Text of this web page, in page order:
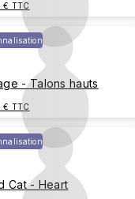
€ TTC
- Talons hauts
€ TTC
Cat - Heart